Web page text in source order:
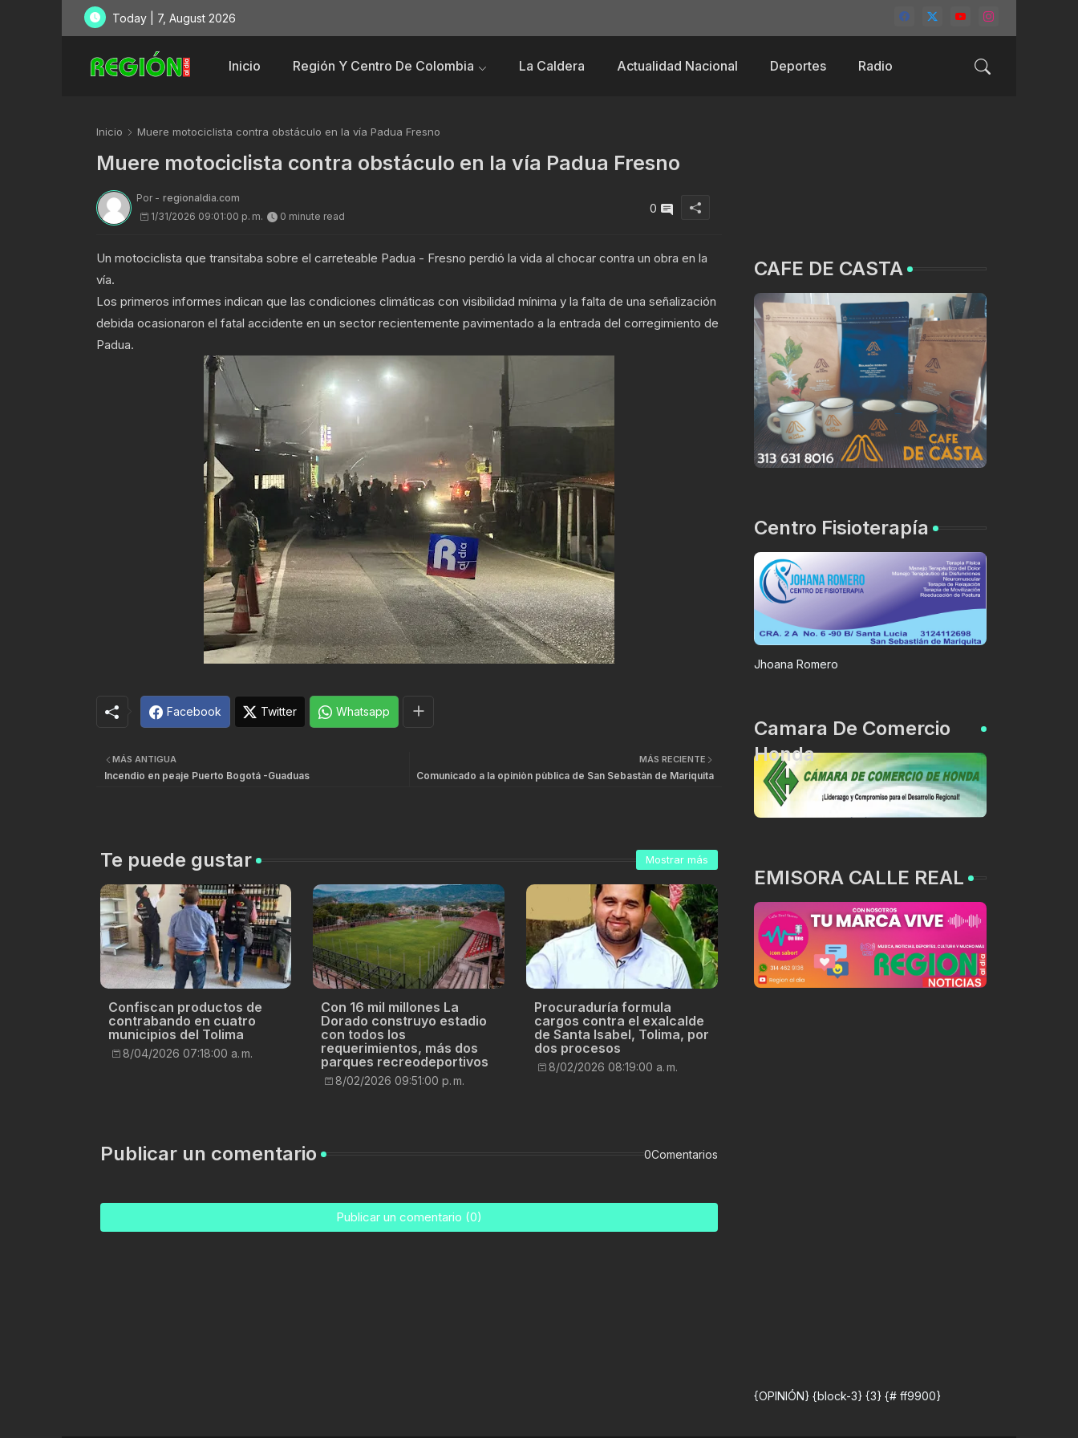
Today | 7, August 2026
Inicio Región Y Centro De Colombia La Caldera Actualidad Nacional Deportes Radio
Inicio Muere motociclista contra obstáculo en la vía Padua Fresno
Muere motociclista contra obstáculo en la vía Padua Fresno
Por - regionaldia.com
1/31/2026 09:01:00 p. m.
0 minute read
0
Un motociclista que transitaba sobre el carreteable Padua - Fresno perdió la vida al chocar contra un obra en la
vía.
Los primeros informes indican que las condiciones climáticas con visibilidad mínima y la falta de una señalización
debida ocasionaron el fatal accidente en un sector recientemente pavimentado a la entrada del corregimiento de
Padua.
Facebook Twitter Whatsapp
MÁS RECIENTE
Comunicado a la opiniòn pùblica de San Sebastàn de Mariquita
MÁS ANTIGUA
Incendio en peaje Puerto Bogotá -Guaduas
Te puede gustar Mostrar más
Confiscan productos de
contrabando en cuatro
municipios del Tolima
8/04/2026 07:18:00 a. m.
Con 16 mil millones La
Dorado construyo estadio
con todos los
requerimientos, más dos
parques recreodeportivos
8/02/2026 09:51:00 p. m.
Procuraduría formula
cargos contra el exalcalde
de Santa Isabel, Tolima, por
dos procesos
8/02/2026 08:19:00 a. m.
Publicar un comentario 0Comentarios
Publicar un comentario (0)
CAFE DE CASTA
Centro Fisioterapía
Jhoana Romero
Camara De Comercio
Honda
EMISORA CALLE REAL
{OPINIÓN} {block-3} {3} {# ff9900}